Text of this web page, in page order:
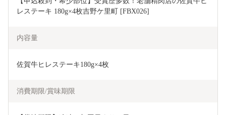
レステーキ 180g×4枚吉野ケ里町 [FBX026]
内容量
佐賀牛ヒレステーキ180g×4枚
消費期限/賞味期限